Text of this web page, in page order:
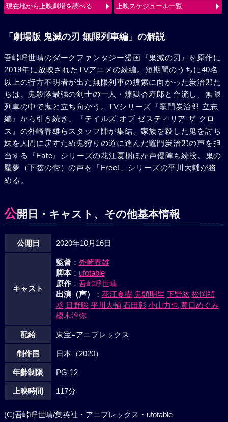
現在地から上映劇場を調べる 上映スケジュール一覧
「劇場版 鬼滅の刃 無限列車編」の解説
吾峠呼世晴のダークファンタジー漫画『鬼滅の刃』を原作に
2019年に放映されたTVアニメの続編。短期間のうちに40名
以上の行方不明者が出た無限列車の捜索に向かった炭治郎た
ちは、鬼殺隊最強の剣士の一人・煉獄杏寿郎と合流し、無限
列車の中で鬼と立ち向かう。TVシリーズ『竈門炭治郎 立志
編』から引き続き、『テイルズ オブ ゼスティリア ザ クロ
ス』の外崎春雄らスタッフ陣が集結。家族を殺した鬼を討ち
妹を人間に戻すため鬼狩りの道に進んだ竈門炭治郎の声を担
当する『Fate』シリーズの花江夏樹ほか声優陣も続投。鬼の
魘夢（下弦の壱）の声を「Free!」シリーズの平川大輔が務
める。
公開日・キャスト、その他基本情報
公開日 2020年10月16日
キャスト
監督： 外崎春雄
脚本： ufotable
原作： 吾峠呼世晴
出演（声）
： 花江夏樹 鬼頭明里 下野紘 松岡禎
丞 日野聡 平川大輔 石田彰 小山力也 豊口めぐみ
榎木淳弥
配給 東宝=アニプレックス
制作国 日本（2020）
年齢制限 PG-12
上映時間 117分
(C)吾峠呼世晴/集英社・アニプレックス・ufotable